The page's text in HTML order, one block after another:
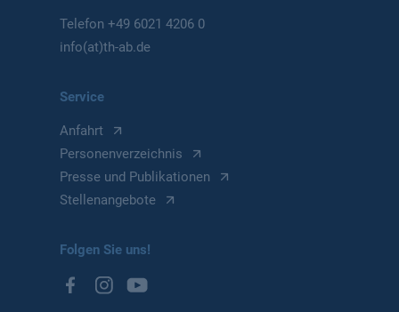
Telefon+49 6021 4206 0
info(at)th-ab.de
Service
Anfahrt
Personenverzeichnis
Presse und Publikationen
Stellenangebote
Folgen Sie uns!